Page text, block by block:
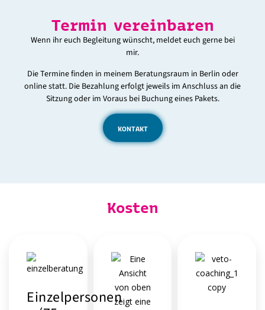
Termin vereinbaren
Wenn ihr euch Begleitung wünscht, meldet euch gerne bei
mir.
Die Termine finden in meinem Beratungsraum in Berlin oder
online statt. Die Bezahlung erfolgt jeweils im Anschluss an die
Sitzung oder im Voraus bei Buchung eines Pakets.
KONTAKT
Kosten
Einzelpersonen